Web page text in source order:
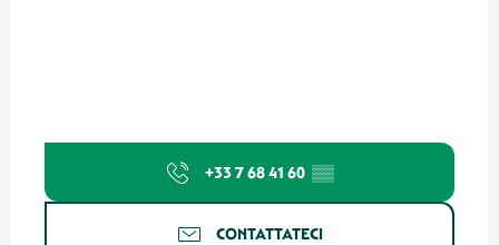
+33 7 68 41 60 ▒▒
CONTATTATECI